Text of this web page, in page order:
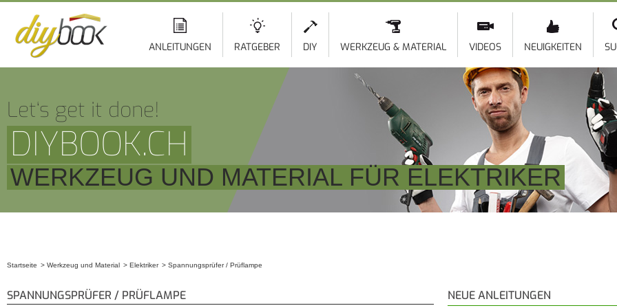
ANLEITUNGEN RATGEBER DIY WERKZEUG & MATERIAL VIDEOS NEUIGKEITEN
Let‘s get it done!
DIYBOOK.CH
WERKZEUG UND MATERIAL FÜR ELEKTRIKER
Startseite Werkzeug und Material Elektriker Spannungsprüfer / Prüflampe
SPANNUNGSPRÜFER / PRÜFLAMPE NEUE ANLEITUNGEN